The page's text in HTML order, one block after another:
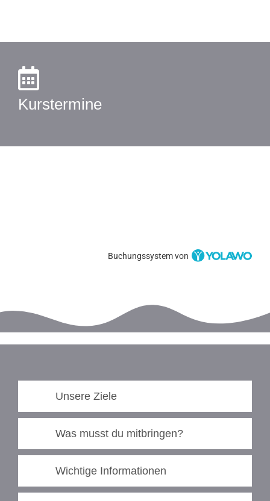
Kurstermine
Buchungssystem von
Unsere Ziele
Was musst du mitbringen?
Wichtige Informationen